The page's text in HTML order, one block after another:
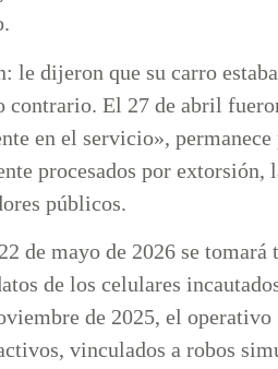
dijeron que su carro
El 27 de abril
en el servicio»,
procesados por
públicos.
de mayo de 2026 se
de los celulares
de 2025, el operativo
vinculados a robos